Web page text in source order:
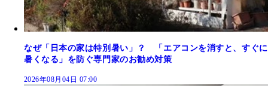
なぜ「日本の家は特別暑い」？ 「エアコンを消すと、すぐに
暑くなる」を防ぐ専門家のお勧め対策
2026年08月04日 07:00